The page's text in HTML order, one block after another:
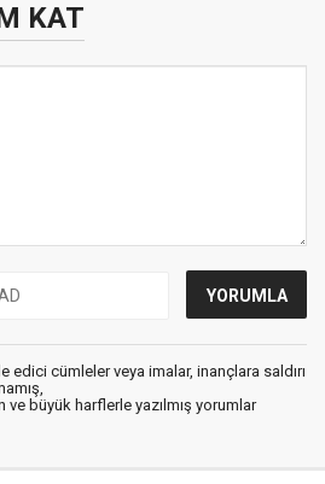
KAT
edici cümleler veya imalar, inançlara saldırı
ve büyük harflerle yazılmış yorumlar